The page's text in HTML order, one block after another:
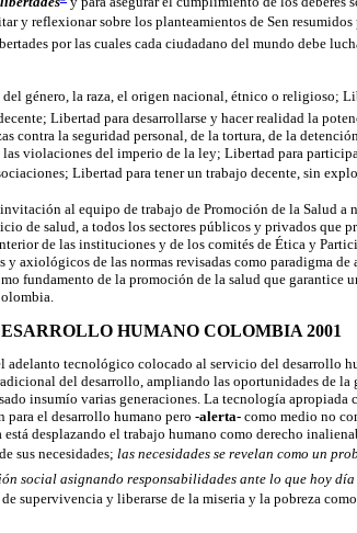
y reflexionar sobre los planteamientos de Sen
por las cuales cada ciudadano del mundo debe
del género, la raza, el origen nacional, étnico o religioso;
Libertad para desarrollarse y hacer realidad la
contra la seguridad personal, de la tortura, de la
violaciones del imperio de la ley; Libertad para
Libertad para tener un trabajo decente, sin
al equipo de trabajo de Promoción de la Salud
de salud, a todos los sectores públicos y privados que
de las instituciones y de los comités de Ética y
axiológicos de las normas revisadas como paradigma de
fundamento de la promoción de la salud que garantice
HUMANO COLOMBIA 2001
adelanto tecnológico colocado al servicio del desarrollo
del desarrollo, ampliando las oportunidades de la
insumío varias generaciones. La tecnología apropiada
el desarrollo humano pero -alerta- como medio no
desplazando el trabajo humano como derecho
sus necesidades;  las necesidades se revelan como un
social asignando responsabilidades ante lo que hoy día
supervivencia y liberarse de la miseria y la pobreza